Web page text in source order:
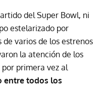
del Super Bowl, ni
estelarizado por
varios de los estrenos
la atención de los
primera vez al
entre todos los